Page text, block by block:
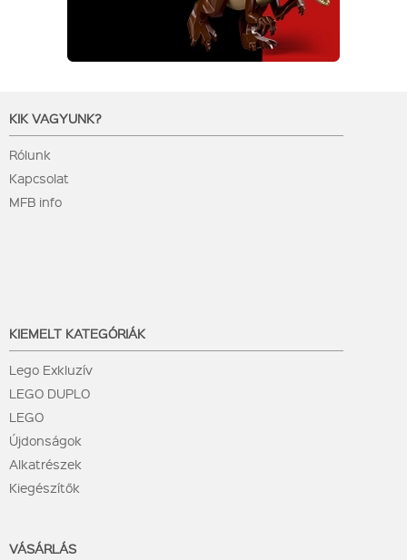
KIK VAGYUNK?
Rólunk
Kapcsolat
MFB info
KIEMELT KATEGÓRIÁK
Lego Exkluzív
LEGO DUPLO
LEGO
Újdonságok
Alkatrészek
Kiegészítők
VÁSÁRLÁS